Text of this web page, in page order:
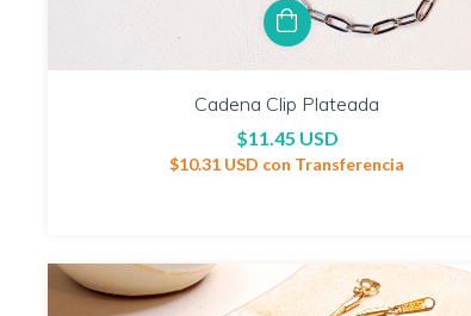
Cadena Clip Plateada
$11.45 USD
$10.31 USD con Transferencia